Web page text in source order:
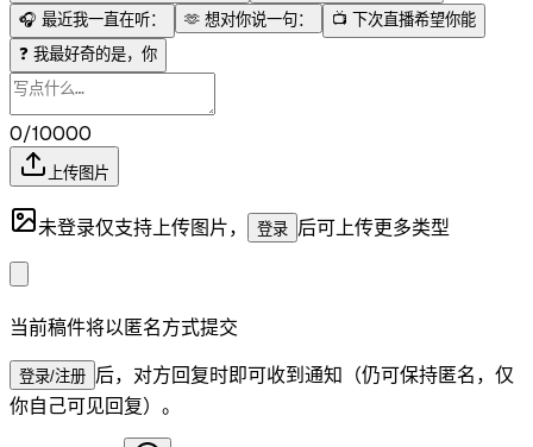
🎧 最近我一直在听： 🫶 想对你说一句： 📺 下次直播希望你能
❓ 我最好奇的是，你
0/10000
上传图片
未登录仅支持上传图片， 登录 后可上传更多类型
当前稿件将以匿名方式提交
登录/注册 后，对方回复时即可收到通知（仍可保持匿名，仅
你自己可见回复）。